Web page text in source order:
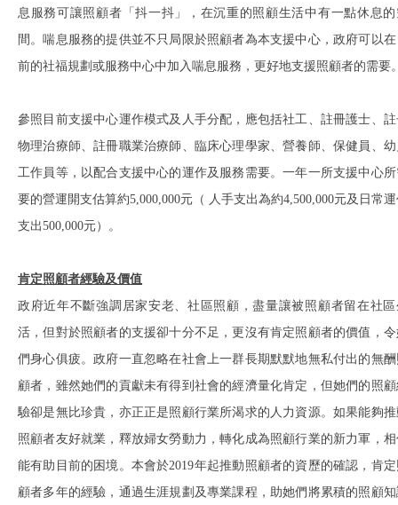
息服務可讓照顧者「抖一抖」，在沉重的照顧生活中有一點休息的
間。喘息服務的提供並不只局限於照顧者為本支援中心，政府可以
前的社福規劃或服務中心中加入喘息服務，更好地支援照顧者的需要
參照目前支援中心運作模式及人手分配，應包括社工、註冊護士、
物理治療師、註冊職業治療師、臨床心理學家、營養師、保健員、
工作員等，以配合支援中心的運作及服務需要。一年一所支援中心
要的營運開支估算約5,000,000元（ 人手支出為約4,500,000元及日常
支出500,000元）。
肯定照顧者經驗及價值
政府近年不斷強調居家安老、社區照顧，盡量讓被照顧者留在社區
活，但對於照顧者的支援卻十分不足，更沒有肯定照顧者的價值，
們身心俱疲。政府一直忽略在社會上一群長期默默地無私付出的無
顧者，雖然她們的貢獻未有得到社會的經濟量化肯定，但她們的照
驗卻是無比珍貴，亦正正是照顧行業所渴求的人力資源。如果能夠
照顧者友好就業，釋放婦女勞動力，轉化成為照顧行業的新力軍，
能有助目前的困境。本會於2019年起推動照顧者的資歷的確認，肯
顧者多年的經驗，通過生涯規劃及專業課程，助她們將累積的照顧